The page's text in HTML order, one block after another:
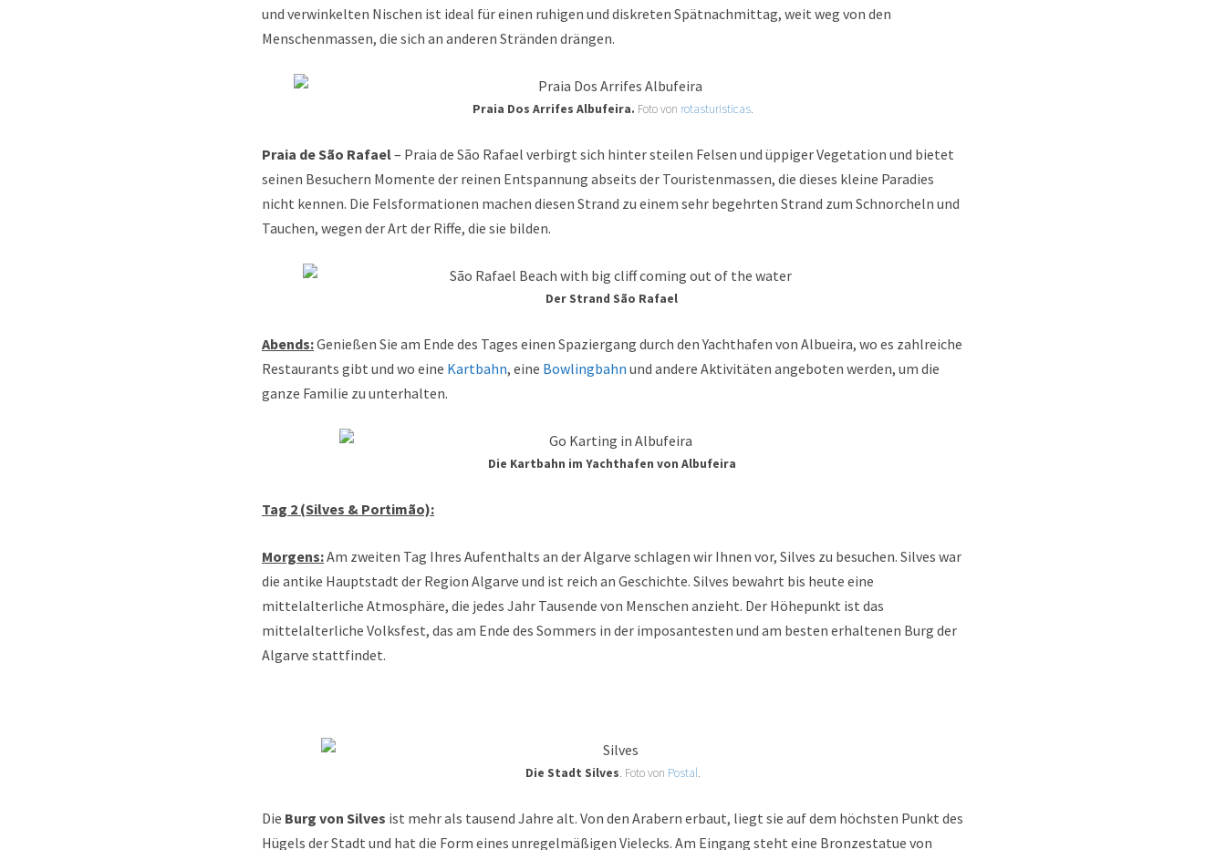
und verwinkelten Nischen ist ideal für einen ruhigen und diskreten Spätnachmittag, weit weg von den
Menschenmassen, die sich an anderen Stränden drängen.
Praia Dos Arrifes Albufeira. Foto von rotasturisticas.
Praia de São Rafael– Praia de São Rafael verbirgt sich hinter steilen Felsen und üppiger Vegetation und bietet
seinen Besuchern Momente der reinen Entspannung abseits der Touristenmassen, die dieses kleine Paradies
nicht kennen. Die Felsformationen machen diesen Strand zu einem sehr begehrten Strand zum Schnorcheln und
Tauchen, wegen der Art der Riffe, die sie bilden.
Der Strand São Rafael
Abends:Genießen Sie am Ende des Tages einen Spaziergang durch den Yachthafen von Albueira, wo es zahlreiche
Restaurants gibt und wo eine Kartbahn, eine Bowlingbahn und andere Aktivitäten angeboten werden, um die
ganze Familie zu unterhalten.
Die Kartbahn im Yachthafen von Albufeira
Tag 2 (Silves & Portimão):
Morgens:Am zweiten Tag Ihres Aufenthalts an der Algarve schlagen wir Ihnen vor, Silves zu besuchen. Silves war
die antike Hauptstadt der Region Algarve und ist reich an Geschichte. Silves bewahrt bis heute eine
mittelalterliche Atmosphäre, die jedes Jahr Tausende von Menschen anzieht. Der Höhepunkt ist das
mittelalterliche Volksfest, das am Ende des Sommers in der imposantesten und am besten erhaltenen Burg der
Algarve stattfindet.
Die Stadt Silves. Foto von Postal.
Die Burg von Silves ist mehr als tausend Jahre alt. Von den Arabern erbaut, liegt sie auf dem höchsten Punkt des
Hügels der Stadt und hat die Form eines unregelmäßigen Vielecks. Am Eingang steht eine Bronzestatue von